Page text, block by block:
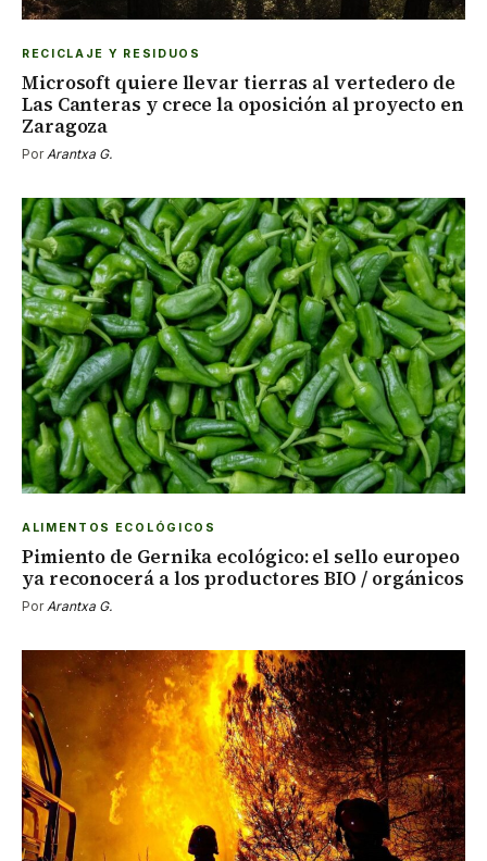
RECICLAJE Y RESIDUOS
Microsoft quiere llevar tierras al vertedero de
Las Canteras y crece la oposición al proyecto en
Zaragoza
Por Arantxa G.
ALIMENTOS ECOLÓGICOS
Pimiento de Gernika ecológico: el sello europeo
ya reconocerá a los productores BIO / orgánicos
Por Arantxa G.